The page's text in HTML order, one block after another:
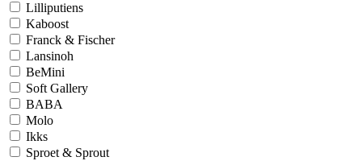
Lilliputiens
Kaboost
Franck & Fischer
Lansinoh
BeMini
Soft Gallery
BABA
Molo
Ikks
Sproet & Sprout